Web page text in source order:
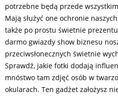
potrzebne będą przede wszystkim
Mają służyć one ochronie
także po prostu świetnie
darmo gwiazdy show biznesu
przeciwsłonecznych świetnie
Sprawdź, jakie fotki dodają
mnóstwo tam zdjęć osób w
okularach. Ten gadżet założysz